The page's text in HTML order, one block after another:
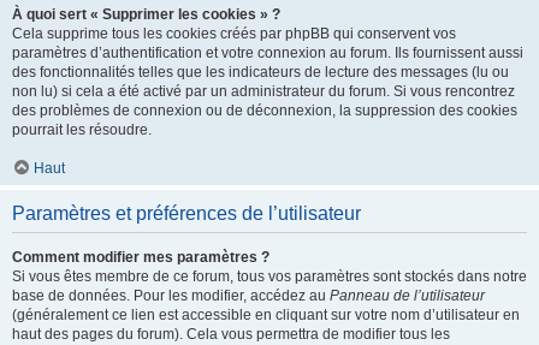
À quoi sert « Supprimer les cookies » ?
Cela supprime tous les cookies créés par phpBB qui conservent vos
paramètres d’authentification et votre connexion au forum. Ils fournissent aussi
des fonctionnalités telles que les indicateurs de lecture des messages (lu ou
non lu) si cela a été activé par un administrateur du forum. Si vous rencontrez
des problèmes de connexion ou de déconnexion, la suppression des cookies
pourrait les résoudre.
Haut
Paramètres et préférences de l’utilisateur
Comment modifier mes paramètres ?
Si vous êtes membre de ce forum, tous vos paramètres sont stockés dans notre
base de données. Pour les modifier, accédez au Panneau de l’utilisateur
(généralement ce lien est accessible en cliquant sur votre nom d’utilisateur en
haut des pages du forum). Cela vous permettra de modifier tous les